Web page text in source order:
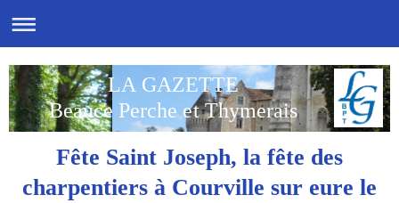
LA GAZETTE
Beauce Perche et Thymerais
Fête Saint Joseph, la fête des
charpentiers à Courville sur eure le